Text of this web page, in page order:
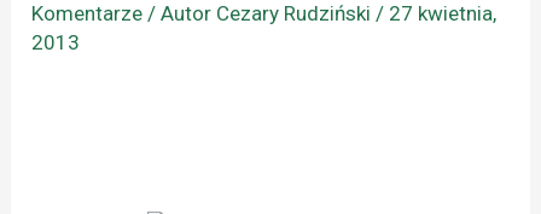
Komentarze / Autor Cezary Rudziński/ 27 kwietnia,
2013